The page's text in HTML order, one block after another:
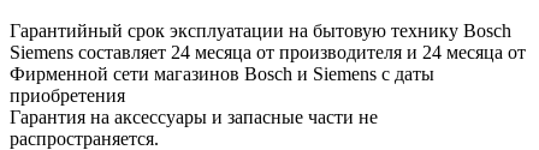
Гарантийный срок эксплуатации на бытовую технику Bosch
Siemens составляет 24 месяца от производителя и 24 месяца от
Фирменной сети магазинов Bosch и Siemens с даты
приобретения
Гарантия на аксессуары и запасные части не
распространяется.